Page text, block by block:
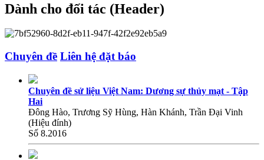
Dành cho đối tác (Header)
Chuyên đề Liên hệ đặt báo
Chuyên đề sử liệu Việt Nam: Dương sự thủy mạt - Tập
Hai
Đông Hào, Trương Sỹ Hùng, Hàn Khánh, Trần Đại Vinh
(Hiệu đính)
Số 8.2016